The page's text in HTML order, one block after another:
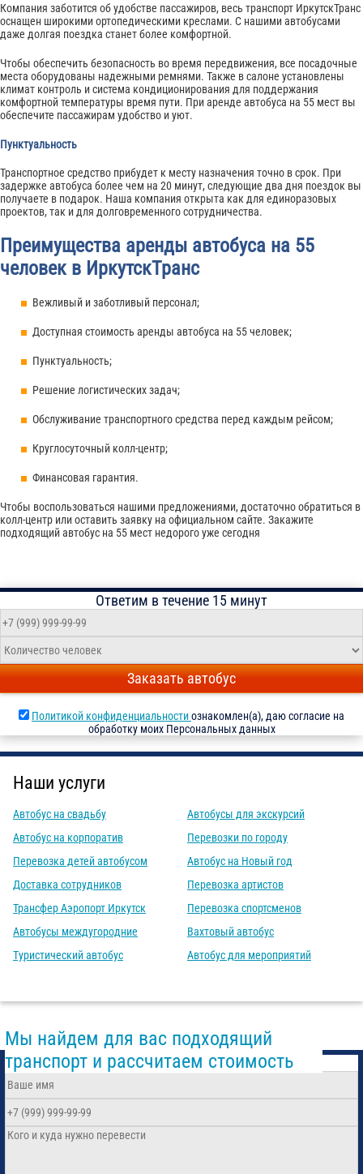
Компания заботится об удобстве пассажиров, весь транспорт ИркутскТранс
оснащен широкими ортопедическими креслами. С нашими автобусами
даже долгая поездка станет более комфортной.
Чтобы обеспечить безопасность во время передвижения, все посадочные
места оборудованы надежными ремнями. Также в салоне установлены
климат контроль и система кондиционирования для поддержания
комфортной температуры время пути. При аренде автобуса на 55 мест вы
обеспечите пассажирам удобство и уют.
Пунктуальность
Транспортное средство прибудет к месту назначения точно в срок. При
задержке автобуса более чем на 20 минут, следующие два дня поездок вы
получаете в подарок. Наша компания открыта как для единоразовых
проектов, так и для долговременного сотрудничества.
Преимущества аренды автобуса на 55
человек в ИркутскТранс
Вежливый и заботливый персонал;
Доступная стоимость аренды автобуса на 55 человек;
Пунктуальность;
Решение логистических задач;
Обслуживание транспортного средства перед каждым рейсом;
Круглосуточный колл-центр;
Финансовая гарантия.
Чтобы воспользоваться нашими предложениями, достаточно обратиться в
колл-центр или оставить заявку на официальном сайте. Закажите
подходящий автобус на 55 мест недорого уже сегодня
Ответим в течение 15 минут
Заказать автобус
Политикой конфиденциальностиознакомлен(а), даю согласие на
обработку моих Персональных данных
Наши услуги
Автобус на свадьбу
Автобус на корпоратив
Перевозка детей автобусом
Доставка сотрудников
Трансфер Аэропорт Иркутск
Автобусы междугородние
Туристический автобус
Автобусы для экскурсий
Перевозки по городу
Автобус на Новый год
Перевозка артистов
Перевозка спортсменов
Вахтовый автобус
Автобус для мероприятий
Мы найдем для вас подходящий
транспорт и рассчитаем стоимость